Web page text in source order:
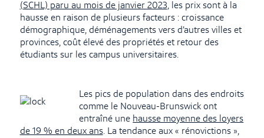
(SCHL) paru au mois de janvier 2023, les prix sont à la
hausse en raison de plusieurs facteurs : croissance
démographique, déménagements vers d’autres villes et
provinces, coût élevé des propriétés et retour des
étudiants sur les campus universitaires.
Les pics de population dans des endroits
comme le Nouveau-Brunswick ont
entraîné une hausse moyenne des loyers
de 19 % en deux ans. La tendance aux « rénovictions »,